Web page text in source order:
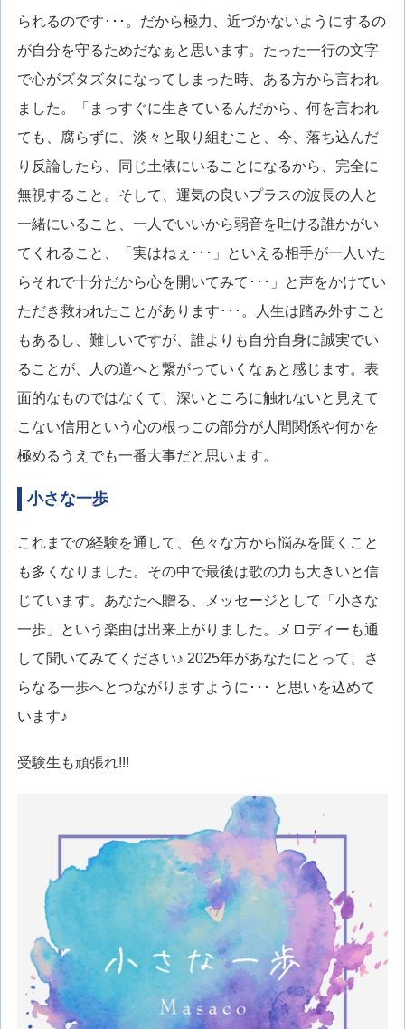
られるのです･･･。だから極力、近づかないようにするの
が自分を守るためだなぁと思います。たった一行の文字
で心がズタズタになってしまった時、ある方から言われ
ました。「まっすぐに生きているんだから、何を言われ
ても、腐らずに、淡々と取り組むこと、今、落ち込んだ
り反論したら、同じ土俵にいることになるから、完全に
無視すること。そして、運気の良いプラスの波長の人と
一緒にいること、一人でいいから弱音を吐ける誰かがい
てくれること、「実はねぇ･･･」といえる相手が一人いた
らそれで十分だから心を開いてみて･･･」と声をかけてい
ただき救われたことがあります･･･。人生は踏み外すこと
もあるし、難しいですが、誰よりも自分自身に誠実でい
ることが、人の道へと繋がっていくなぁと感じます。表
面的なものではなくて、深いところに触れないと見えて
こない信用という心の根っこの部分が人間関係や何かを
極めるうえでも一番大事だと思います。
小さな一歩
これまでの経験を通して、色々な方から悩みを聞くこと
も多くなりました。その中で最後は歌の力も大きいと信
じています。あなたへ贈る、メッセージとして「小さな
一歩」という楽曲は出来上がりました。メロディーも通
して聞いてみてください♪ 2025年があなたにとって、さ
らなる一歩へとつながりますように･･･ と思いを込めて
います♪
受験生も頑張れ!!!